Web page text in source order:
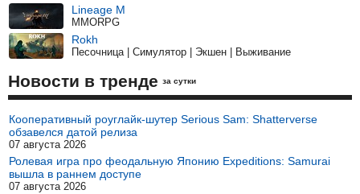
Lineage M
MMORPG
Rokh
Песочница | Симулятор | Экшен | Выживание
Новости в тренде за сутки
Кооперативный роуглайк-шутер Serious Sam: Shatterverse
обзавелся датой релиза
07 августа 2026
Ролевая игра про феодальную Японию Expeditions: Samurai
вышла в раннем доступе
07 августа 2026